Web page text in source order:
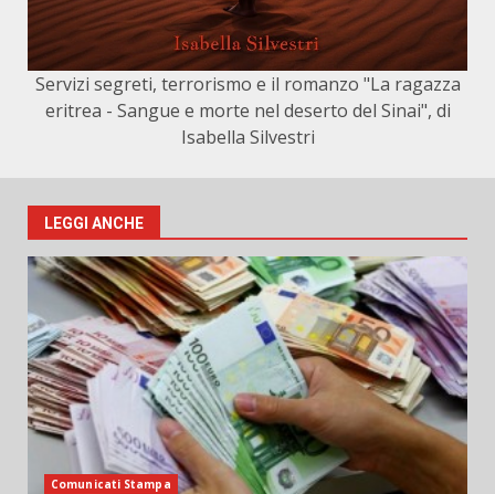
Servizi segreti, terrorismo e il romanzo "La ragazza
eritrea - Sangue e morte nel deserto del Sinai", di
Isabella Silvestri
LEGGI ANCHE
Comunicati Stampa